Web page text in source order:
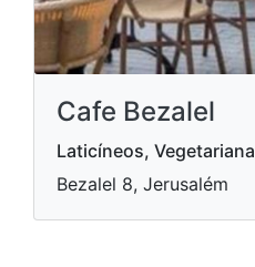
Cafe Bezalel
Laticíneos, Vegetariana
Bezalel 8, Jerusalém